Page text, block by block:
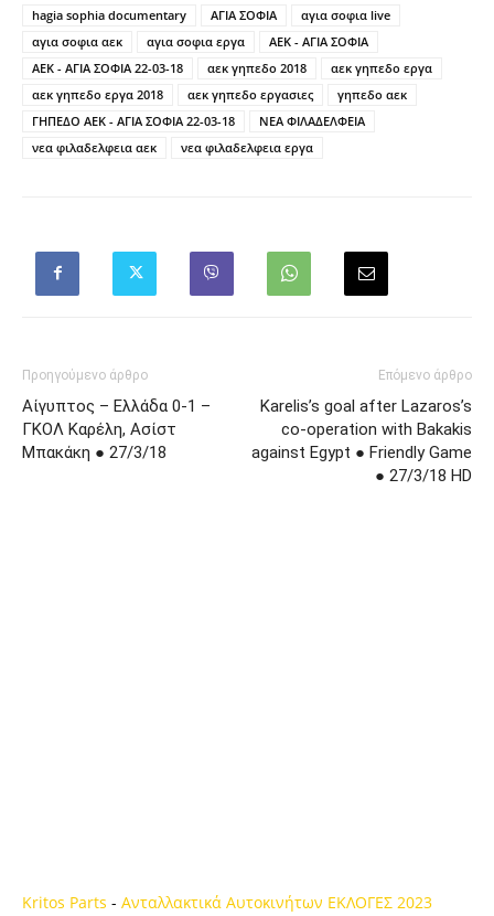
hagia sophia documentary ΑΓΙΑ ΣΟΦΙΑ
αγια σοφια live
αγια σοφια αεκ
αγια σοφια εργα
ΑΕΚ - ΑΓΙΑ ΣΟΦΙΑ
ΑΕΚ - ΑΓΙΑ ΣΟΦΙΑ 22-03-18
αεκ γηπεδο 2018
αεκ γηπεδο εργα
αεκ γηπεδο εργα 2018
αεκ γηπεδο εργασιες
γηπεδο αεκ
ΓΗΠΕΔΟ ΑΕΚ - ΑΓΙΑ ΣΟΦΙΑ 22-03-18
ΝΕΑ ΦΙΛΑΔΕΛΦΕΙΑ
νεα φιλαδελφεια αεκ
νεα φιλαδελφεια εργα
Προηγούμενο άρθρο
Αίγυπτος – Ελλάδα 0-1 –
ΓΚΟΛ Καρέλη, Ασίστ
Μπακάκη ● 27/3/18
Επόμενο άρθρο
Karelis’s goal after Lazaros’s
co-operation with Bakakis
against Egypt ● Friendly Game
● 27/3/18 HD
Kritos Parts - Ανταλλακτικά Αυτοκινήτων ΕΚΛΟΓΕΣ 2023